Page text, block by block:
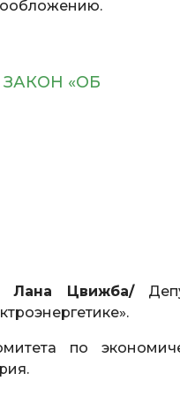
«ОБ
Лана Цвижба/
по